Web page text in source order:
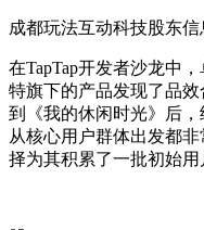
成都玩法互动科技股东信
在TapTap开发者沙龙中
特旗下的产品发现了品
到《我的休闲时光》后
从核心用户群体出发都
择为其积累了一批初始用